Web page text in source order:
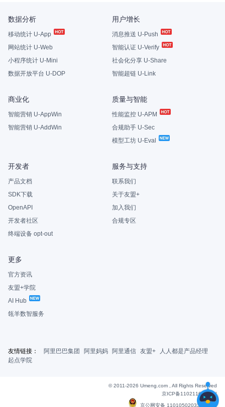
数据分析
移动统计 U-App
网站统计 U-Web
小程序统计 U-Mini
数据开放平台 U-DOP
用户增长
消息推送 U-Push
智能认证 U-Verify
社会化分享 U-Share
智能超链 U-Link
商业化
智能营销 U-AppWin
智能营销 U-AddWin
质量与智能
性能监控 U-APM
合规助手 U-Sec
模型工坊 U-Eval
开发者
产品文档
SDK下载
OpenAPI
开发者社区
终端设备 opt-out
服务与支持
联系我们
关于友盟+
加入我们
合规专区
更多
官方资讯
友盟+学院
AI Hub
瓴羊数智服务
友情链接： 阿里巴巴集团 阿里妈妈 阿里通信 友盟+
人人都是产品经理
起点学院
© 2011-2026 Umeng.com , All Rights Reserved
京ICP备11021163号-6|
京公网安备 11010502033607号 |